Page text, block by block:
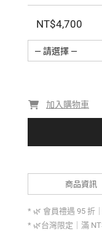
/ 兼具實穿與風格
NT$4,700
— 請選擇 —
加入購物車
商品資訊
* 🌿 會員禮遇 95 折
* 🌿台灣限定｜滿